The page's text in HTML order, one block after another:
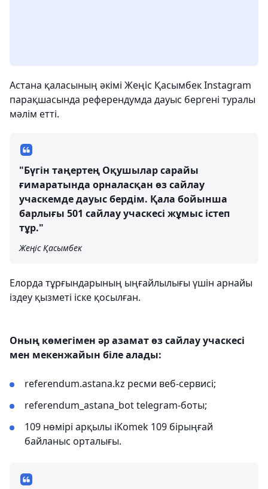
Астана қаласының әкімі Жеңіс Қасымбек Instagram
парақшасында референдумда дауыс бергені туралы
мәлім етті.
"Бүгін таңертең Оқушылар сарайы
ғимаратында орналасқан өз сайлау
учаскемде дауыс бердім. Қала бойынша
барлығы 501 сайлау учаскесі жұмыс істеп
тұр."
Жеңіс Қасымбек
Елорда тұрғындарының ыңғайлылығы үшін арнайы
іздеу қызметі іске қосылған.
Оның көмегімен әр азамат өз сайлау учаскесі
мен мекенжайын біле алады:
referendum.astana.kz ресми веб-сервисі;
referendum_astana_bot telegram-боты;
109 нөмірі арқылы iKomek 109 бірыңғай
байланыс орталығы.